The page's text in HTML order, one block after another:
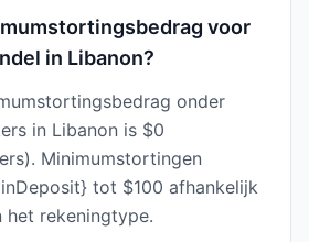
voor
in Libanon?
onder
in Libanon is $0
Minimumstortingen
tot $100 afhankelijk
het rekeningtype.